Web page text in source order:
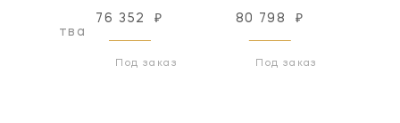
76 352 ₽
Под заказ
80 798 ₽
Под заказ